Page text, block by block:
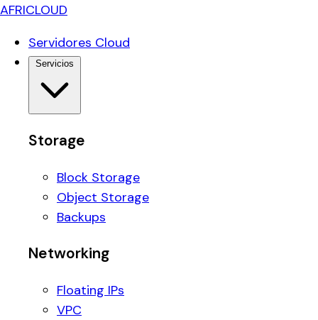
AFRICLOUD
Servidores Cloud
Servicios
Storage
Block Storage
Object Storage
Backups
Networking
Floating IPs
VPC